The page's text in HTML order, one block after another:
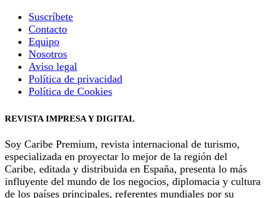
Suscríbete
Contacto
Equipo
Nosotros
Aviso legal
Política de privacidad
Política de Cookies
REVISTA IMPRESA Y DIGITAL
Soy Caribe Premium, revista internacional de turismo,
especializada en proyectar lo mejor de la región del
Caribe, editada y distribuida en España, presenta lo más
influyente del mundo de los negocios, diplomacia y cultura
de los países principales, referentes mundiales por su